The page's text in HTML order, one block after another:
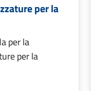
per la
per la
per la